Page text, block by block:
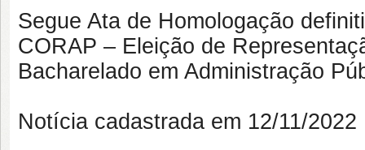
Segue Ata de Homologação
CORAP – Eleição de
Bacharelado em Administração
Notícia cadastrada em 12/11/